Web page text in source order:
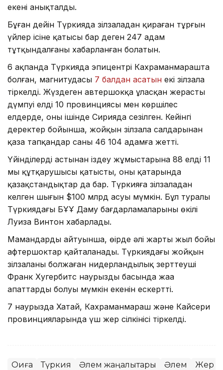
екені анықталды.
Бұған дейін Түркияда зілзаладан қираған тұрғын
үйлер ісіне қатысы бар деген 247 адам
тұтқындалғаны хабарланған болатын.
6 ақпанда Түркияда эпицентрі Кахраманмарашта
болған, магнитудасы 7 балдан асатын екі зілзала
тіркелді. Жүздеген автершокқа ұласқан жерасты
дүмпуі елдің 10 провинциясы мен көршілес
елдерде, оның ішінде Сирияда сезілген. Кейінгі
деректер бойынша, жойқын зілзала салдарынан
қаза тапқандар саны 46 104 адамға жетті.
Үйінділердің астынан іздеу жұмыстарына 88 елдің 11
мың құтқарушысы қатысты, оның қатарында
қазақстандықтар да бар. Түркияға зілзаладан
келген шығын $100 млрд асуы мүмкін. Бұл туралы
Түркиядағы БҰҰ Даму бағдарламаларының өкілі
Луиза Винтон хабарлады.
Мамандардың айтуынша, өңірде әлі жарты жыл бойы
афтершоктар қайталанады. Түркиядағы жойқын
зілзаланы болжаған нидерландылық зерттеуші
Франк Хугербитс наурыздың басында жаңа
апаттардың болуы мүмкін екенін ескертті.
7 наурызда Хатай, Кахраманмараш және Кайсери
провинцияларында үш жер сілкінісі тіркелді.
Оқиға Түркия Әлем жаңалықтары Әлем Жер